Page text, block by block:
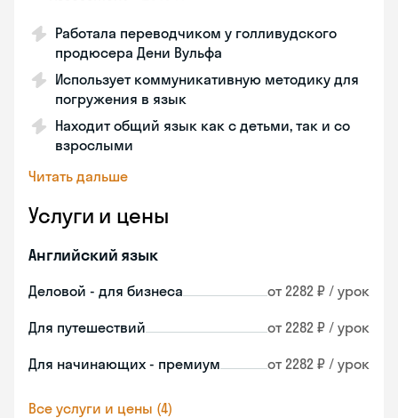
Работала переводчиком у голливудского
продюсера Дени Вульфа
Использует коммуникативную методику для
погружения в язык
Находит общий язык как с детьми, так и со
взрослыми
Читать дальше
Услуги и цены
Английский язык
Деловой - для бизнеса от 2282 ₽ / урок
Для путешествий от 2282 ₽ / урок
Для начинающих - премиум от 2282 ₽ / урок
Все услуги и цены (4)